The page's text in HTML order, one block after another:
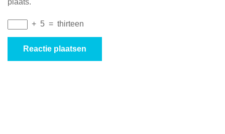
plaats.
+ 5 = thirteen